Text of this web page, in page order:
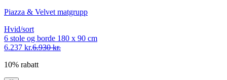
Piazza & Velvet matgrupp
Hvid/sort
6 stole og borde 180 x 90 cm
6.237 kr.6.930 kr.
10% rabatt